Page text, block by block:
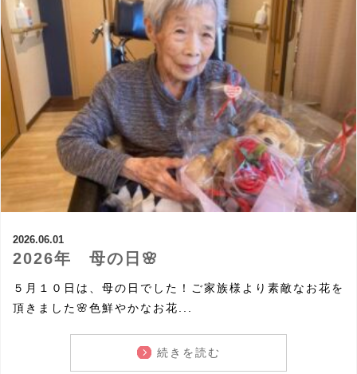
2026.06.01
2026年 母の日🌸
５月１０日は、母の日でした！ご家族様より素敵なお花を
頂きました🌸色鮮やかなお花...
続きを読む